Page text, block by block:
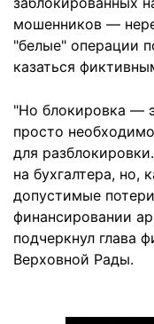
мошенников —
"белые" операции
казаться
"Но блокировка —
просто
для
на бухгалтера, но,
допустимые
финансировании
подчеркнул глава
Верховной Рады.